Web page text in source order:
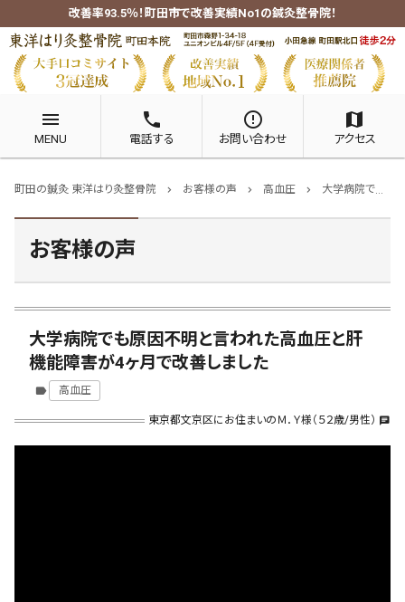
改善率93.5％！町田市で改善実績No1の鍼灸整骨院！
menu
MENU
phone
電話する
error_outline
お問い合わせ
map
アクセス
町田の鍼灸 東洋はり灸整骨院 chevron_right お客様の声 chevron_right 高血圧 chevron_right 大学病院でも原因不明と言われた高血圧と肝機能障害が4ヶ月で改善しました
お客様の声
大学病院でも原因不明と言われた高血圧と肝
機能障害が4ヶ月で改善しました
label 高血圧
東京都文京区にお住まいのＭ．Ｙ様（５２歳/男性） chat